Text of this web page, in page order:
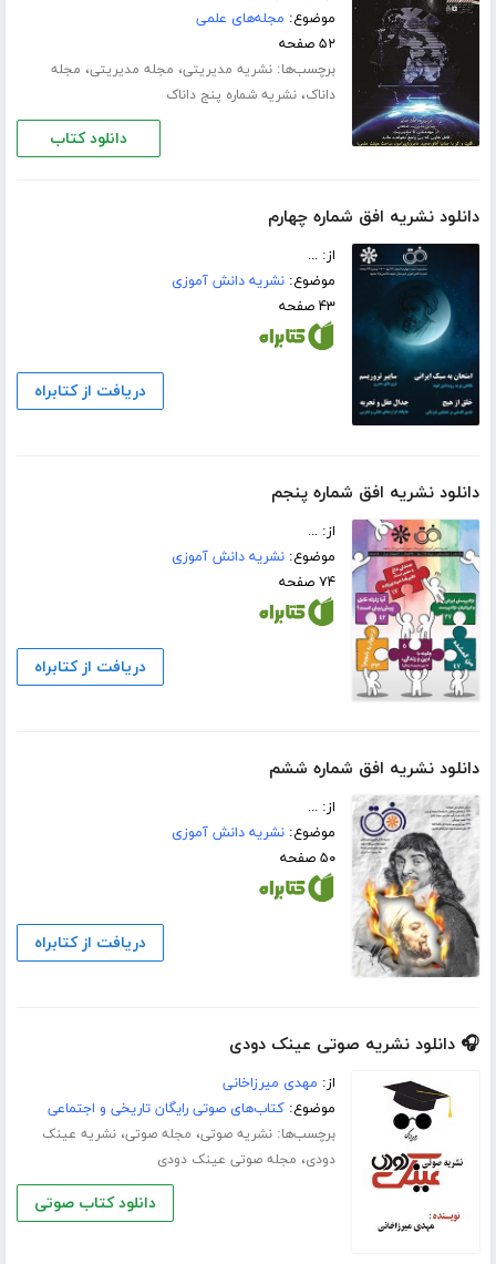
موضوع: مجله‌های علمی
۵۲ صفحه
برچسب‌ها:نشریه مدیریتی، مجله مدیریتی، مجله
داناک،نشریه شماره پنج داناک
دانلود کتاب
دانلود نشریه افق شماره چهارم
از: ...
موضوع:نشریه دانش آموزی
۴۳ صفحه
دریافت از کتابراه
دانلود نشریه افق شماره پنجم
از: ...
موضوع:نشریه دانش آموزی
۷۴ صفحه
دریافت از کتابراه
دانلود نشریه افق شماره ششم
از: ...
موضوع:نشریه دانش آموزی
۵۰ صفحه
دریافت از کتابراه
🎧 دانلود نشریه صوتی عینک دودی
از: مهدی میرزاخانی
موضوع:کتاب‌های صوتی رایگان تاریخی و اجتماعی
برچسب‌ها:نشریه صوتی، مجله صوتی،نشریه عینک
دودی، مجله صوتی عینک دودی
دانلود کتاب صوتی